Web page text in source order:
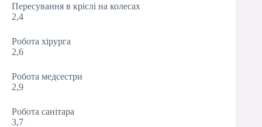
Пересування в кріслі на колесах
2,4
Робота хірурга
2,6
Робота медсестри
2,9
Робота санітара
3,7